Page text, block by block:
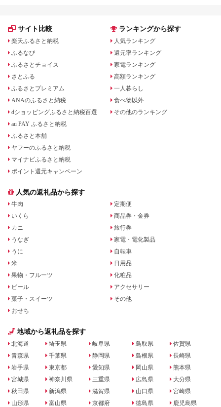
サイト比較
楽天ふるさと納税
ふるなび
ふるさとチョイス
さとふる
ふるさとプレミアム
ANAのふるさと納税
dショッピングふるさと納税百選
au PAY ふるさと納税
ふるさと本舗
ヤフーのふるさと納税
マイナビふるさと納税
ポイント還元キャンペーン
ランキングから探す
人気ランキング
還元率ランキング
家電ランキング
高額ランキング
一人暮らし
食べ物以外
その他のランキング
人気の返礼品から探す
牛肉
いくら
カニ
うなぎ
うに
米
果物・フルーツ
ビール
菓子・スイーツ
おせち
定期便
商品券・金券
旅行券
家電・電化製品
自転車
日用品
化粧品
アクセサリー
その他
地域から返礼品を探す
北海道
青森県
岩手県
宮城県
秋田県
山形県
埼玉県
千葉県
東京都
神奈川県
新潟県
富山県
岐阜県
静岡県
愛知県
三重県
滋賀県
京都府
鳥取県
島根県
岡山県
広島県
山口県
徳島県
佐賀県
長崎県
熊本県
大分県
宮崎県
鹿児島県